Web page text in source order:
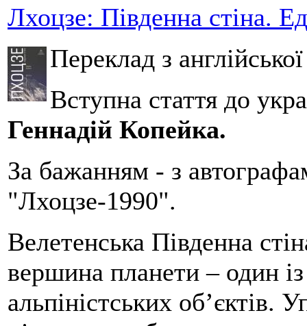
Лхоцзе: Південна стіна.
Переклад з
Вступна стаття до
Геннадій Копейка.
За бажанням - з
"Лхоцзе-1990".
Велетенська Південна
вершина планети – один
альпіністських об’єктів.